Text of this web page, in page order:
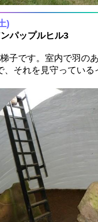
)
パップルヒル3
子です。室内で羽の
、それを見守っている